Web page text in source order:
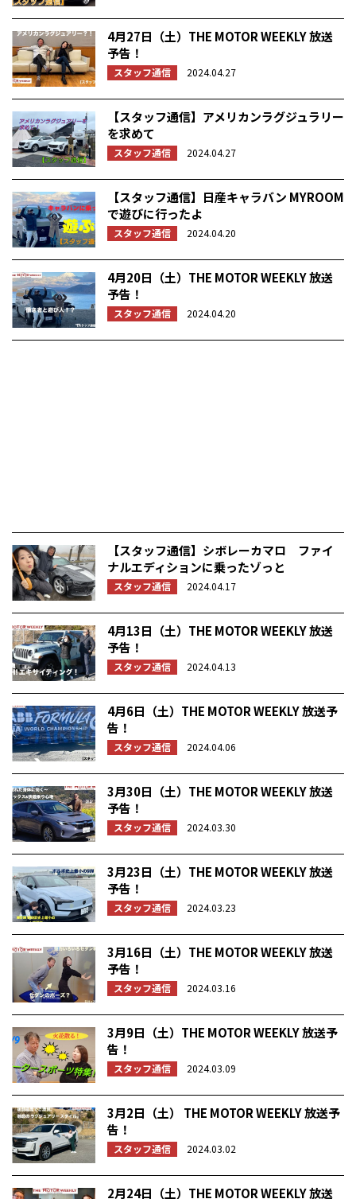
4月27日（土）THE MOTOR WEEKLY 放送
予告！
スタッフ通信 2024.04.27
【スタッフ通信】アメリカンラグジュラリー
を求めて
スタッフ通信 2024.04.27
【スタッフ通信】日産キャラバン MYROOM
で遊びに行ったよ
スタッフ通信 2024.04.20
4月20日（土）THE MOTOR WEEKLY 放送
予告！
スタッフ通信 2024.04.20
【スタッフ通信】シボレーカマロ ファイ
ナルエディションに乗ったゾっと
スタッフ通信 2024.04.17
4月13日（土）THE MOTOR WEEKLY 放送
予告！
スタッフ通信 2024.04.13
4月6日（土）THE MOTOR WEEKLY 放送予
告！
スタッフ通信 2024.04.06
3月30日（土）THE MOTOR WEEKLY 放送
予告！
スタッフ通信 2024.03.30
3月23日（土）THE MOTOR WEEKLY 放送
予告！
スタッフ通信 2024.03.23
3月16日（土）THE MOTOR WEEKLY 放送
予告！
スタッフ通信 2024.03.16
3月9日（土）THE MOTOR WEEKLY 放送予
告！
スタッフ通信 2024.03.09
3月2日（土） THE MOTOR WEEKLY 放送予
告！
スタッフ通信 2024.03.02
2月24日（土）THE MOTOR WEEKLY 放送